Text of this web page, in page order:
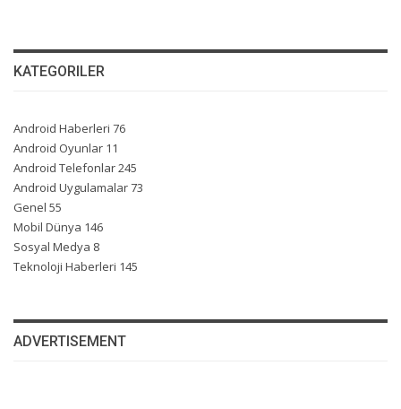
KATEGORILER
Android Haberleri 76
Android Oyunlar 11
Android Telefonlar245
Android Uygulamalar73
Genel 55
Mobil Dünya 146
Sosyal Medya 8
Teknoloji Haberleri 145
ADVERTISEMENT